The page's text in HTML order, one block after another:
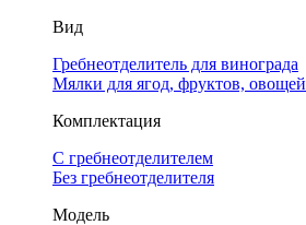
Вид
Гребнеотделитель для винограда
Мялки для ягод, фруктов, овощей
Комплектация
С гребнеотделителем
Без гребнеотделителя
Модель